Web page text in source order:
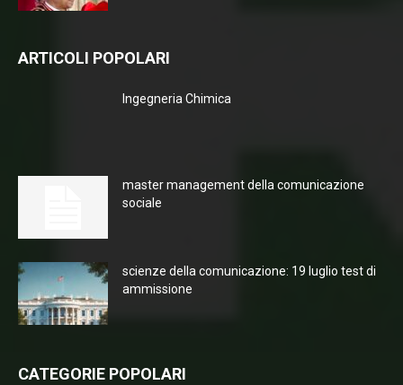
ARTICOLI POPOLARI
Ingegneria Chimica
master management della comunicazione
sociale
scienze della comunicazione: 19 luglio test di
ammissione
CATEGORIE POPOLARI